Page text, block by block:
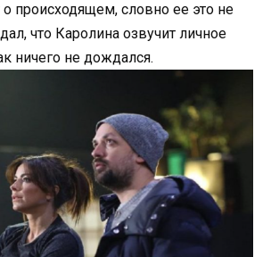
происходящем, словно ее это не
что Каролина озвучит личное
ничего не дождался.